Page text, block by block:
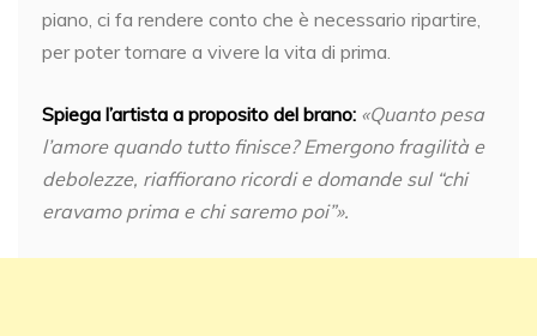
piano, ci fa rendere conto che è necessario ripartire,
per poter tornare a vivere la vita di prima.
Spiega l’artista a proposito del brano: «Quanto pesa
l’amore quando tutto finisce? Emergono fragilità e
debolezze, riaffiorano ricordi e domande sul “chi
eravamo prima e chi saremo poi”».